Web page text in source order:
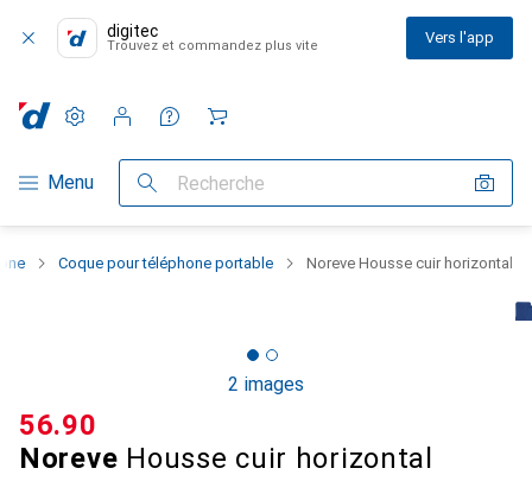
digitec
Trouvez et commandez plus vite Vers l'app
Navigation par catégorie
Menu Recherche
Paramètres
Compte client
Listes de comparaison
Listes d'envies
Panier
Coque pour téléphone portable Noreve Housse cuir horizontal
2 images
Noreve Housse cuir horizontal
CHF
56.90